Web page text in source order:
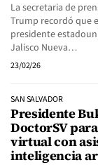
La secretaria de
Trump recordó que
presidente
Jalisco Nueva…
23/02/26
SAN SALVADOR
Presidente
DoctorSV
virtual con
inteligencia